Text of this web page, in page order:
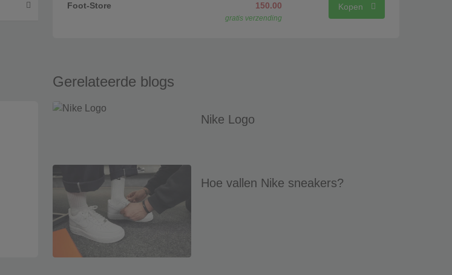
Foot-Store 150.00
gratis verzending
Kopen
Gerelateerde blogs
Nike Logo
Hoe vallen Nike sneakers?